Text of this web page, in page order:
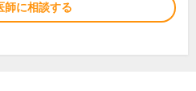
師に相談する